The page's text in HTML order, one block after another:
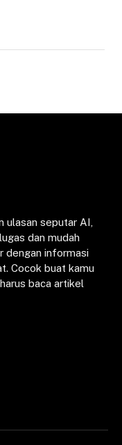
ulasan seputar AI,
dan mudah
dengan informasi
Cocok buat kamu
baca artikel